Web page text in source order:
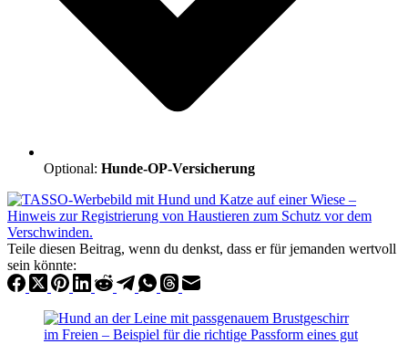
Optional: Hunde-OP-Versicherung
Teile diesen Beitrag, wenn du denkst, dass er für jemanden wertvoll
sein könnte: